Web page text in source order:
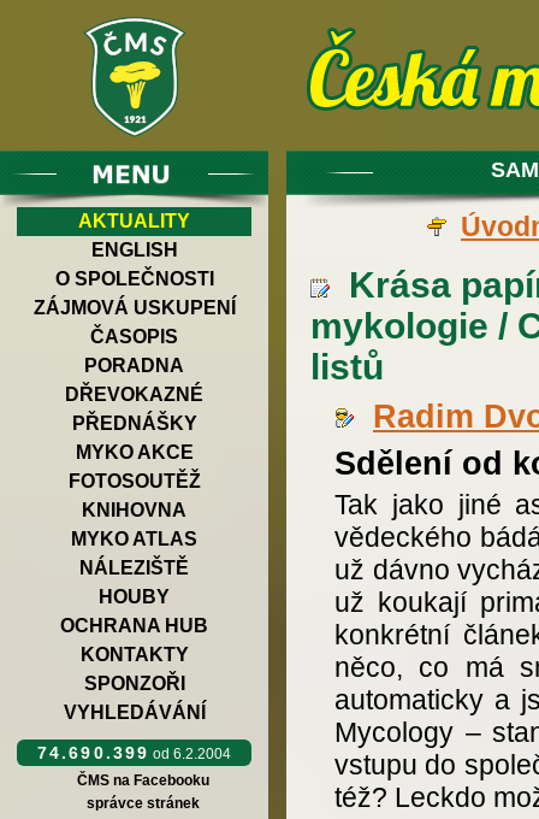
AKTUALITY
ENGLISH
O SPOLEČNOSTI
ZÁJMOVÁ USKUPENÍ
ČASOPIS
PORADNA
DŘEVOKAZNÉ
PŘEDNÁŠKY
MYKO AKCE
FOTOSOUTĚŽ
KNIHOVNA
MYKO ATLAS
NÁLEZIŠTĚ
HOUBY
OCHRANA HUB
KONTAKTY
SPONZOŘI
VYHLEDÁVÁNÍ
74.690.399 od 6.2.2004
ČMS na Facebooku
správce stránek
Krása
mykologie /
listů
Radim
Sdělení od
Tak jako jiné
vědeckého
už dávno
už koukají
konkrétní
něco, co má
automaticky a
Mycology –
vstupu do
též? Leckdo